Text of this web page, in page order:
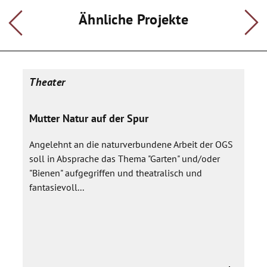
besonders schön finde.
Im Verlauf des Schuljahres werden wir Szenen entwickeln,
spielen die mitgebrachten Lieblingsgegenstände eine
benötigen selbst gestalten und gemeinsam passende
Zuschauer einladen, die wir zum Staunen, Nachdenken und
Ähnliche Projekte
Theater
Mutter Natur auf der Spur
Angelehnt an die naturverbundene Arbeit der OGS
soll in Absprache das Thema "Garten" und/oder
"Bienen" aufgegriffen und theatralisch und
fantasievoll...